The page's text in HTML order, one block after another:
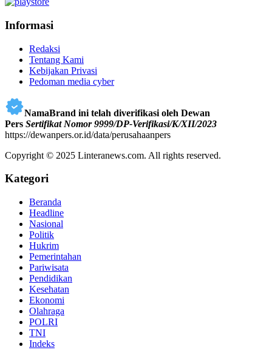
Informasi
Redaksi
Tentang Kami
Kebijakan Privasi
Pedoman media cyber
NamaBrand ini telah diverifikasi oleh Dewan
Pers Sertifikat Nomor 9999/DP-Verifikasi/K/XII/2023
https://dewanpers.or.id/data/perusahaanpers
Copyright © 2025 Linteranews.com. All rights reserved.
Kategori
Beranda
Headline
Nasional
Politik
Hukrim
Pemerintahan
Pariwisata
Pendidikan
Kesehatan
Ekonomi
Olahraga
POLRI
TNI
Indeks